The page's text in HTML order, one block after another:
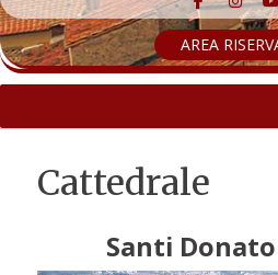
AREA
Cattedrale
Santi